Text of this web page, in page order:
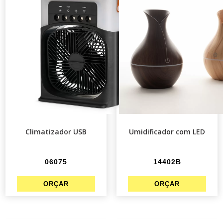
Climatizador USB
06075
Umidificador com LED
14402B